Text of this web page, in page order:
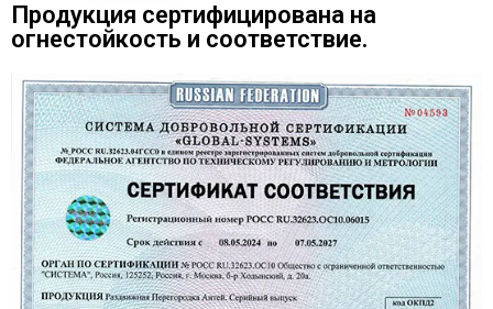
Продукция сертифицирована на
огнестойкость и соответствие.